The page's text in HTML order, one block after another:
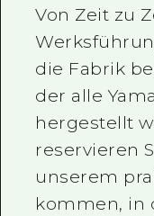
Von Zeit zu
die Fabrik
der alle
hergestellt
reservieren
unserem
kommen, in